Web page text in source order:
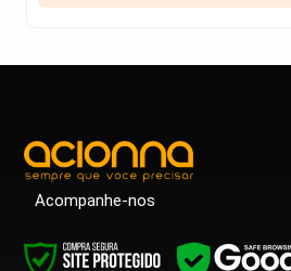
Acompanhe-nos